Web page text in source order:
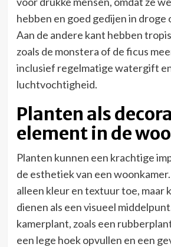
hebben en goed gedijen in droge
Aan de andere kant hebben
zoals de monstera of de ficus
inclusief regelmatige watergift
luchtvochtigheid.
Planten als
element in de
Planten kunnen een krachtige
de esthetiek van een
alleen kleur en textuur toe, maar
dienen als een visueel
kamerplant, zoals een
een lege hoek opvullen en een